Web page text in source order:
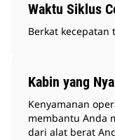
Waktu Siklus
Berkat
Kabin yang
Kenyamanan
membantu Anda
dari alat berat